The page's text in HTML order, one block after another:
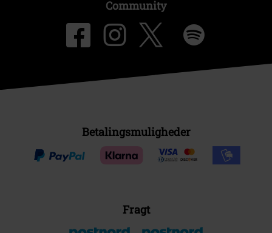
Community
Betalingsmuligheder
Fragt